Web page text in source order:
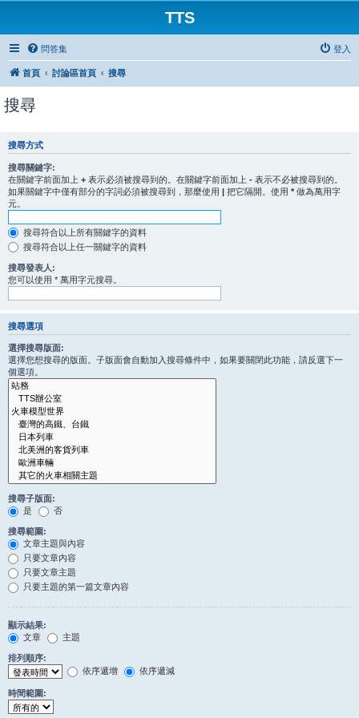
TTS
問答集 登入
首頁 討論區首頁 搜尋
搜尋
搜尋方式
搜尋關鍵字:
在關鍵字前面加上 + 表示必須被搜尋到的。在關鍵字前面加上 - 表示不必被搜尋到的。
如果關鍵字中僅有部分的字詞必須被搜尋到，那麼使用 | 把它隔開。使用 * 做為萬用字
元。
搜尋符合以上所有關鍵字的資料
搜尋符合以上任一關鍵字的資料
搜尋發表人:
您可以使用 * 萬用字元搜尋。
搜尋選項
選擇搜尋版面:
選擇您想搜尋的版面。子版面會自動加入搜尋條件中，如果要關閉此功能，請反選下一
個選項。
搜尋子版面:
是
否
搜尋範圍:
文章主題與內容
只要文章內容
只要文章主題
只要主題的第一篇文章內容
顯示結果:
文章
主題
排列順序:
依序遞增
依序遞減
時間範圍: